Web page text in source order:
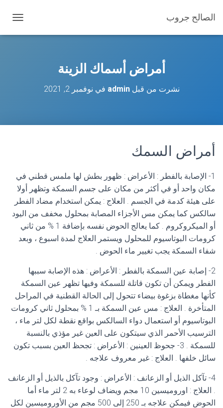
الصالح جروب
ب
أمراض أسماك الزينة
نشرت من قبلadmin في نوفمبر 2, 2021
أمراض السمك
1- الإصابة بالفطر : الأعراض : ظهور بطش لها ملمس قطني في
مكان واحد أو في أكثر من مكان على جسم السمكة وتظهر أولا
على هيئة كدمة في الجسم . العلاج : يمكن استخدام مضاد الفطر
سالكس كما يمكن مس الأجزاء المصابة بمحلول مخفف من اليود
أو الميكروكروم . كما يعالج الحوض نفسه بإضافة 1 % من ثاني
كرومات البوتاسيوم للمحلول ويستمر العلاج لمدة اسبوع ، وبعد
شفاء السمكة يجب تغيير ماء الحوض .
2- إصابة عين السمكة بالفطر : الأعراض : هذه الإصابة سببها
الفطر ويمكن أن تكون قاتلة للسمكة وفيها تظهر عين السمكة
كأنها مغطاة بزغوة بيضاء تتحول إلى الحالة القطنية في المراحل
المتأخرة . العلاج : مس عين السمكة بـ 1 % بمحلول ثاني كرومات
البوتاسيوم أو استعمال دواء السالكس بواقع نقطة لكل لتر ماء ،
الترسيب الأحمر الذي سيتكون على العين غير مؤذي بالنسبة
للسمكة . 3- جحوظ العينين : الأعراض : تجحظ العين بسبب تكون
سائل خلفها . العلاج : غير معروف علاجه .
4- تآكل الذيل أو الزعانف : الأعراض : وجود تآكل بالذيل أو الزعانف
. العلاج : اوروميسين 10 مجم ويضاف لوعاء به 2 لتر ماء أما
الحوض فيمكن علاجه بـ 250 إلى 500 مجم من الأوروميسين لكل